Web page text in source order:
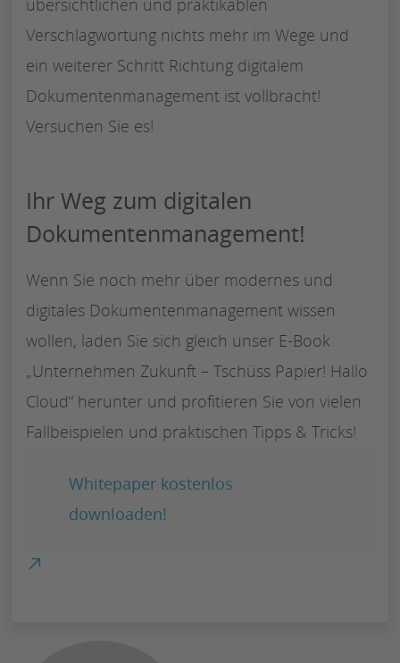
übersichtlichen und praktikablen
Verschlagwortung nichts mehr im Wege und
ein weiterer Schritt Richtung digitalem
Dokumentenmanagement ist vollbracht!
Versuchen Sie es!
Ihr Weg zum digitalen
Dokumentenmanagement!
Wenn Sie noch mehr über modernes und
digitales Dokumentenmanagement wissen
wollen, laden Sie sich gleich unser E-Book
„Unternehmen Zukunft – Tschüss Papier! Hallo
Cloud“ herunter und profitieren Sie von vielen
Fallbeispielen und praktischen Tipps & Tricks!
Whitepaper kostenlos
downloaden!